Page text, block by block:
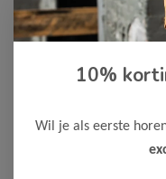
Dirkje
Dirkje Jongens Short
14,9910%
Wil je als eerste